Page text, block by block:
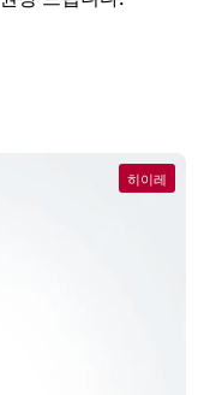
히이레